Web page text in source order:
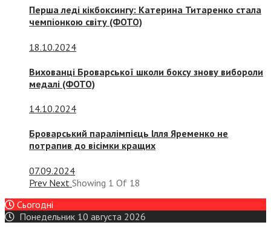
Перша леді кікбоксингу: Катерина Титаренко стала
чемпіонкою світу (ФОТО)
18.10.2024
Вихованці Броварської школи боксу знову вибороли
медалі (ФОТО)
14.10.2024
Броварський паралімпієць Ілля Яременко не
потрапив до вісімки кращих
07.09.2024
Prev Next Showing 1 Of 18
Сьогодні
Понедельник 10 августа 2026